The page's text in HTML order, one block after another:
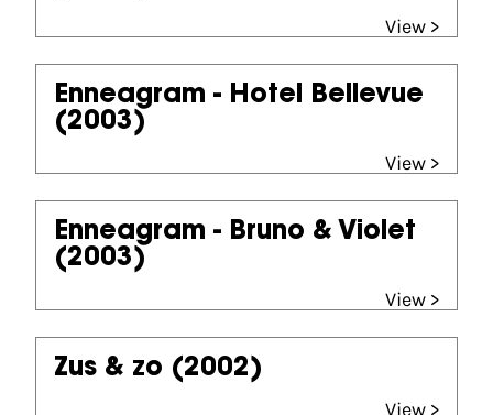
View >
Enneagram - Hotel Bellevue
(2003)
View >
Enneagram - Bruno & Violet
(2003)
View >
Zus & zo (2002)
View >